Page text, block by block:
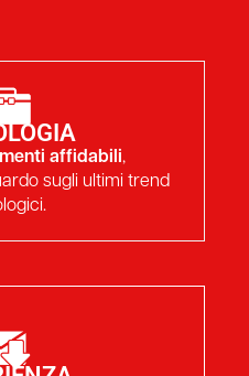
affidabili,
sugli ultimi trend